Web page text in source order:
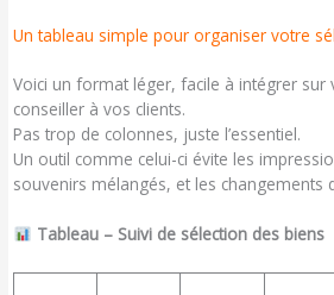
Un tableau simple pour organiser votre
Voici un format léger, facile à intégrer sur
conseiller à vos clients.
Pas trop de colonnes, juste l’essentiel.
Un outil comme celui-ci évite les
souvenirs mélangés, et les changements
Tableau – Suivi de sélection des biens